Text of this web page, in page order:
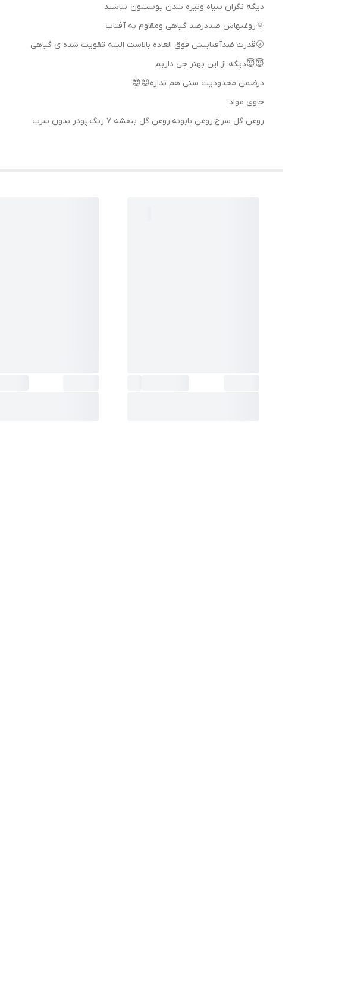
دیگه نگران سیاه وتیره شدن پوستتون نباشید
🌞روغنهاش صددرصد گیاهی ومقاوم به آفتاب
🌝قدرت ضدآفتابیش فوق العاده بالاست البته تقویت شده ی گیاهی
😇😇دیگه از این بهتر چی داریم
درضمن محدودیت سنی هم نداره😉😍
حاوی مواد:
روغن گل سرخ،روغن بابونه،روغن گل بنفشه ۷ رنگ،پودر بدون سرب